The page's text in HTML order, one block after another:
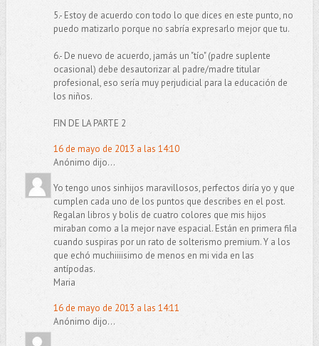
5.- Estoy de acuerdo con todo lo que dices en este punto, no
puedo matizarlo porque no sabría expresarlo mejor que tu.
6.- De nuevo de acuerdo, jamás un "tío" (padre suplente
ocasional) debe desautorizar al padre/madre titular
profesional, eso sería muy perjudicial para la educación de
los niños.
FIN DE LA PARTE 2
16 de mayo de 2013 a las 14:10
Anónimo dijo...
Yo tengo unos sinhijos maravillosos, perfectos diría yo y que
cumplen cada uno de los puntos que describes en el post.
Regalan libros y bolis de cuatro colores que mis hijos
miraban como a la mejor nave espacial. Están en primera fila
cuando suspiras por un rato de solterismo premium. Y a los
que echó muchiiiisimo de menos en mi vida en las
antípodas.
Maria
16 de mayo de 2013 a las 14:11
Anónimo dijo...